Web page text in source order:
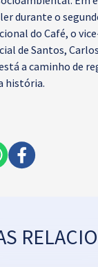
durante o
do Café, o
de Santos,
a caminho de
história.